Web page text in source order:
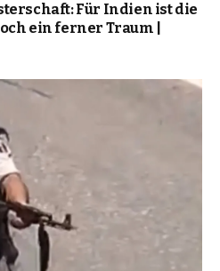
Für Indien ist die
ein ferner Traum |